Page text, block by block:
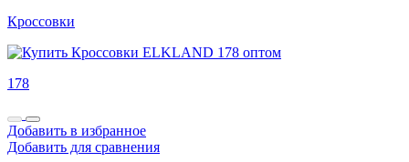
Кроссовки
178
Добавить в избранное
Добавить для сравнения